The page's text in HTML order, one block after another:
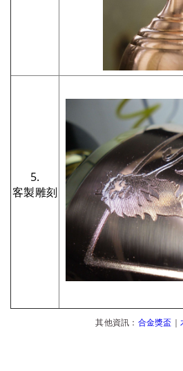
5.
客製雕刻
其他資訊： 合金獎盃 ｜